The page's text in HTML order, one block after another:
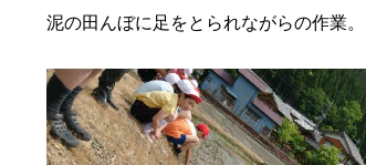
泥の田んぼに足をとられながらの作業。